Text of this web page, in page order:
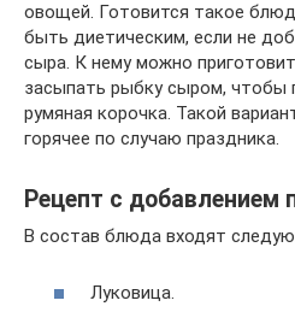
овощей. Готовится такое
быть диетическим, если не
сыра. К нему можно
засыпать рыбку сыром, чтобы
румяная корочка. Такой
горячее по случаю праздника.
Рецепт с добавлением
В состав блюда входят
Луковица.